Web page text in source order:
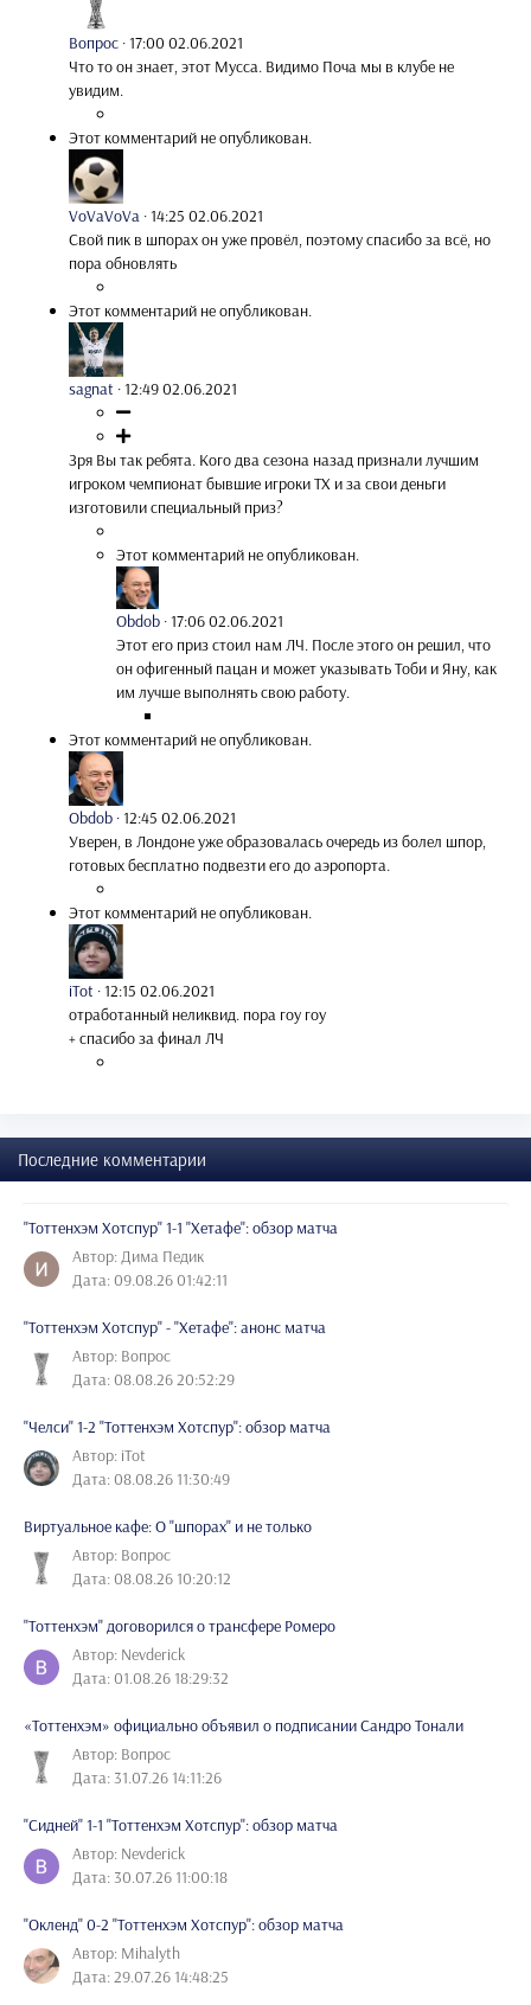
Вопрос ·17:00 02.06.2021
Что то он знает, этот Мусса. Видимо Поча мы в клубе не
увидим.
Этот комментарий не опубликован.
VoVaVoVa ·14:25 02.06.2021
Свой пик в шпорах он уже провёл, поэтому спасибо за всё, но
пора обновлять
Этот комментарий не опубликован.
sagnat ·12:49 02.06.2021
Зря Вы так ребята. Кого два сезона назад признали лучшим
игроком чемпионат бывшие игроки ТХ и за свои деньги
изготовили специальный приз?
Этот комментарий не опубликован.
Obdob ·17:06 02.06.2021
Этот его приз стоил нам ЛЧ. После этого он решил, что
он офигенный пацан и может указывать Тоби и Яну, как
им лучше выполнять свою работу.
Этот комментарий не опубликован.
Obdob ·12:45 02.06.2021
Уверен, в Лондоне уже образовалась очередь из болел шпор,
готовых бесплатно подвезти его до аэропорта.
Этот комментарий не опубликован.
iTot ·12:15 02.06.2021
отработанный неликвид. пора гоу гоу
+ спасибо за финал ЛЧ
Последние комментарии
"Тоттенхэм Хотспур" 1-1 "Хетафе": обзор матча
Автор: Дима Педик
Дата: 09.08.26 01:42:11
"Тоттенхэм Хотспур" - "Хетафе": анонс матча
Автор: Вопрос
Дата: 08.08.26 20:52:29
"Челси" 1-2 "Тоттенхэм Хотспур": обзор матча
Автор: iTot
Дата: 08.08.26 11:30:49
Виртуальное кафе: О "шпорах" и не только
Автор: Вопрос
Дата: 08.08.26 10:20:12
"Тоттенхэм" договорился о трансфере Ромеро
Автор: Nevderick
Дата: 01.08.26 18:29:32
«Тоттенхэм» официально объявил о подписании Сандро Тонали
Автор: Вопрос
Дата: 31.07.26 14:11:26
"Сидней" 1-1 "Тоттенхэм Хотспур": обзор матча
Автор: Nevderick
Дата: 30.07.26 11:00:18
"Окленд" 0-2 "Тоттенхэм Хотспур": обзор матча
Автор: Mihalyth
Дата: 29.07.26 14:48:25